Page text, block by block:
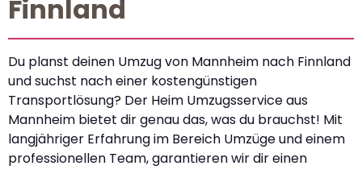
Finnland
Du planst deinen Umzug von Mannheim nach Finnland
und suchst nach einer kostengünstigen
Transportlösung? Der Heim Umzugsservice aus
Mannheim bietet dir genau das, was du brauchst! Mit
langjähriger Erfahrung im Bereich Umzüge und einem
professionellen Team, garantieren wir dir einen